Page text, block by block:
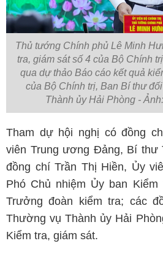
Thủ tướng Chính phủ Lê Minh
tra, giám sát số 4 của Bộ Chính
qua dự thảo Báo cáo kết quả
của Bộ Chính trị, Ban Bí thư
Thành ủy Hải Phòng -
Tham dự hội nghị có đồng
viên Trung ương Đảng, Bí thư
đồng chí Trần Thị Hiền, Ủy
Phó Chủ nhiệm Ủy ban
Trưởng đoàn kiểm tra; các
Thường vụ Thành ủy Hải
Kiểm tra, giám sát.